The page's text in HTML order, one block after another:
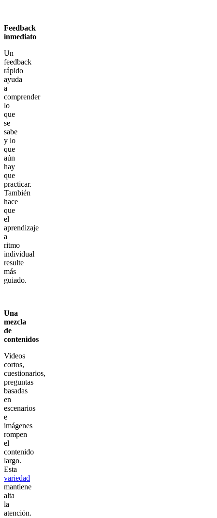
Feedback
inmediato
Un
feedback
rápido
ayuda
a
comprender
lo
que
se
sabe
y lo
que
aún
hay
que
practicar.
También
hace
que
el
aprendizaje
a
ritmo
individual
resulte
más
guiado.
Una
mezcla
de
contenidos
Videos
cortos,
cuestionarios,
preguntas
basadas
en
escenarios
e
imágenes
rompen
el
contenido
largo.
Esta
variedad
mantiene
alta
la
atención.